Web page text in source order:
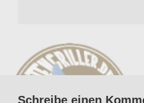
Schreibe einen